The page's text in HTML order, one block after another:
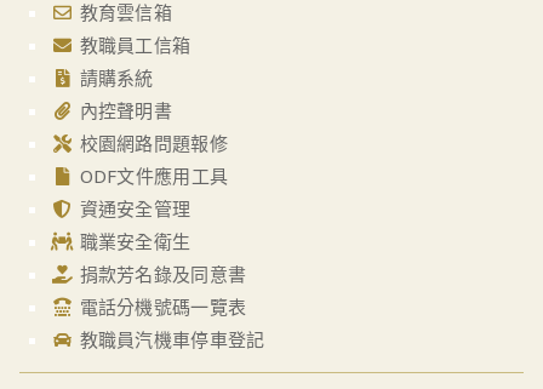
教育雲信箱
教職員工信箱
請購系統
內控聲明書
校園網路問題報修
ODF文件應用工具
資通安全管理
職業安全衛生
捐款芳名錄及同意書
電話分機號碼一覽表
教職員汽機車停車登記